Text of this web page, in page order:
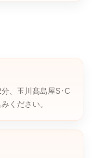
、玉川髙島屋S･C
ください。